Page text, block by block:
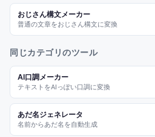
おじさん構文メーカー
普通の文章をおじさん構文に変換
同じカテゴリのツール
AI口調メーカー
テキストをAIっぽい口調に変換
あだ名ジェネレータ
名前からあだ名を自動生成